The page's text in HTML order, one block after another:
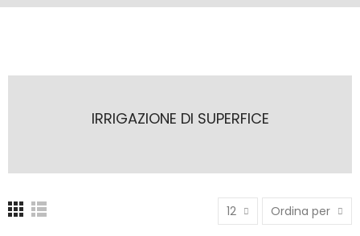
IRRIGAZIONE DI SUPERFICE
12 Ordina per